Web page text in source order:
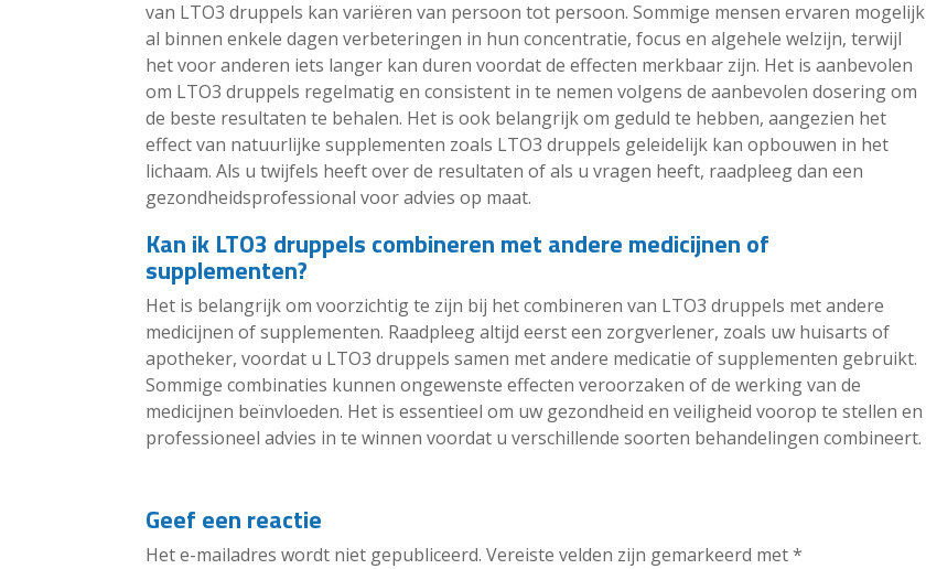
van LTO3 druppels kan variëren van persoon tot persoon. Sommige mensen ervaren mogelijk
al binnen enkele dagen verbeteringen in hun concentratie, focus en algehele welzijn, terwijl
het voor anderen iets langer kan duren voordat de effecten merkbaar zijn. Het is aanbevolen
om LTO3 druppels regelmatig en consistent in te nemen volgens de aanbevolen dosering om
de beste resultaten te behalen. Het is ook belangrijk om geduld te hebben, aangezien het
effect van natuurlijke supplementen zoals LTO3 druppels geleidelijk kan opbouwen in het
lichaam. Als u twijfels heeft over de resultaten of als u vragen heeft, raadpleeg dan een
gezondheidsprofessional voor advies op maat.
Kan ik LTO3 druppels combineren met andere medicijnen of
supplementen?
Het is belangrijk om voorzichtig te zijn bij het combineren van LTO3 druppels met andere
medicijnen of supplementen. Raadpleeg altijd eerst een zorgverlener, zoals uw huisarts of
apotheker, voordat u LTO3 druppels samen met andere medicatie of supplementen gebruikt.
Sommige combinaties kunnen ongewenste effecten veroorzaken of de werking van de
medicijnen beïnvloeden. Het is essentieel om uw gezondheid en veiligheid voorop te stellen en
professioneel advies in te winnen voordat u verschillende soorten behandelingen combineert.
Geef een reactie
Het e-mailadres wordt niet gepubliceerd. Vereiste velden zijn gemarkeerd met*